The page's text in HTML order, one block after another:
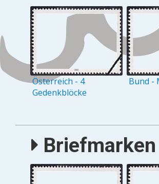
Österreich - 4
Gedenkblöcke
Bund -